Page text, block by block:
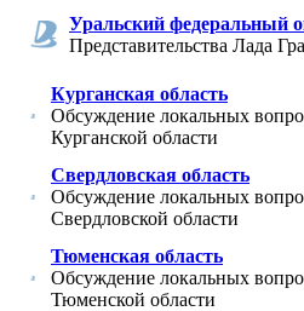
Уральский федеральный
Представительства Лада
Курганская область
Обсуждение локальных
Курганской области
Свердловская область
Обсуждение локальных
Свердловской области
Тюменская область
Обсуждение локальных
Тюменской области